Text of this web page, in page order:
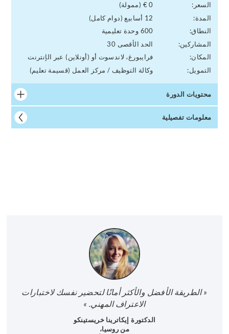
السعر:
0 € (ممولة)
المدة:
12 أسابيع (دوام كامل)
النطاق:
600 وحدة تعليمية
المشاركين:
الحد الأقصى 30
المكان:
فرايبورغ، لاندسوت أو (أونلاين) عبر الإنترنت
التمويل:
وكالة التوظيف / مركز العمل (قسيمة تعليم)
محتويات الدورة
معلومات تفصيلية
« الطريقة الأفضل والأكثر أمانًا لتحضير نفسك لاختبارات
الاعتراف المهني. »
الدكتورة إيكاترينا خريستينكو
من روسيا،